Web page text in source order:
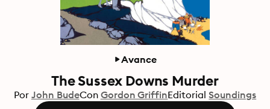
Avance
The Sussex Downs Murder
Por John BudeCon Gordon GriffinEditorial Soundings